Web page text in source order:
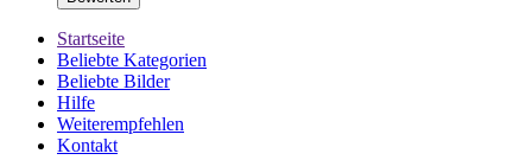
Startseite
Beliebte Kategorien
Beliebte Bilder
Hilfe
Weiterempfehlen
Kontakt